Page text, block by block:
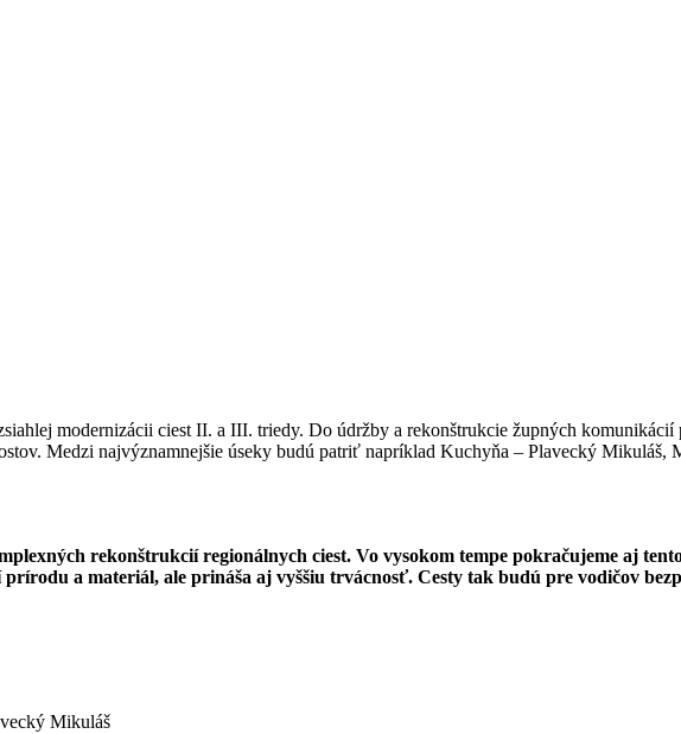
modernizácii ciest II. a III. triedy. Do údržby a rekonštrukcie župných
Medzi najvýznamnejšie úseky budú patriť napríklad Kuchyňa – Plavecký
rekonštrukcií regionálnych ciest. Vo vysokom tempe pokračujeme aj
a materiál, ale prináša aj vyššiu trvácnosť. Cesty tak budú pre vodičov
Mikuláš